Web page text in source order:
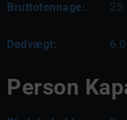
Bruttotonnage:
Dødvægt:
Person